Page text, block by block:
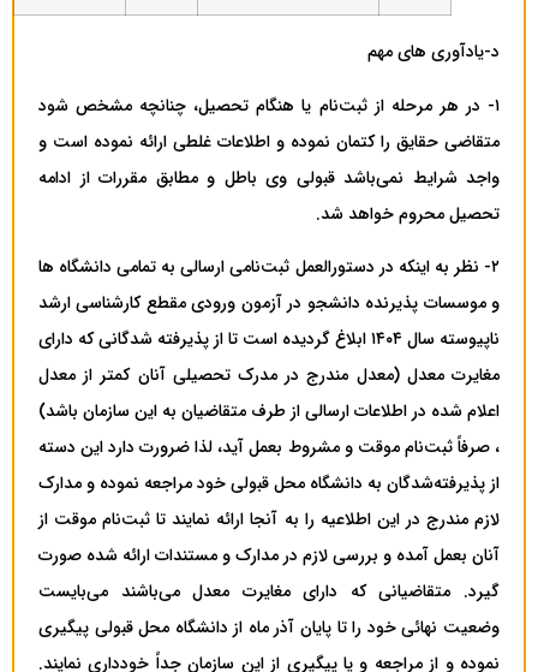
د-یادآوری های مهم
۱- در هر مرحله از ثبت‌نام یا هنگام تحصیل، چنانچه مشخص شود
متقاضی حقایق را کتمان نموده و اطلاعات غلطی ارائه نموده است و
واجد شرایط نمی‌باشد قبولی وی باطل و مطابق مقررات از ادامه
تحصیل محروم خواهد شد.
۲- نظر به اینکه در دستورالعمل ثبت‌نامی ارسالی به تمامی دانشگاه ها
و موسسات پذیرنده دانشجو در آزمون ورودی مقطع کارشناسی ارشد
ناپیوسته سال ۱۴۰۴ ابلاغ گردیده است تا از پذیرفته شدگانی که دارای
مغایرت معدل (معدل مندرج در مدرک تحصیلی آنان کمتر از معدل
اعلام شده در اطلاعات ارسالی از طرف متقاضیان به این سازمان باشد)
، صرفاً ثبت‌نام موقت و مشروط بعمل آید، لذا ضرورت دارد این دسته
از پذیرفته‌شدگان به دانشگاه محل قبولی خود مراجعه نموده و مدارک
لازم مندرج در این اطلاعیه را به آنجا ارائه نمایند تا ثبت‌نام موقت از
آنان بعمل آمده و بررسی لازم در مدارک و مستندات ارائه شده صورت
گیرد. متقاضیانی که دارای مغایرت معدل می‌باشند می‌بایست
وضعیت نهائی خود را تا پایان آذر ماه از دانشگاه محل قبولی پیگیری
نموده و از مراجعه و یا پیگیری از این سازمان جداً خودداری نمایند.